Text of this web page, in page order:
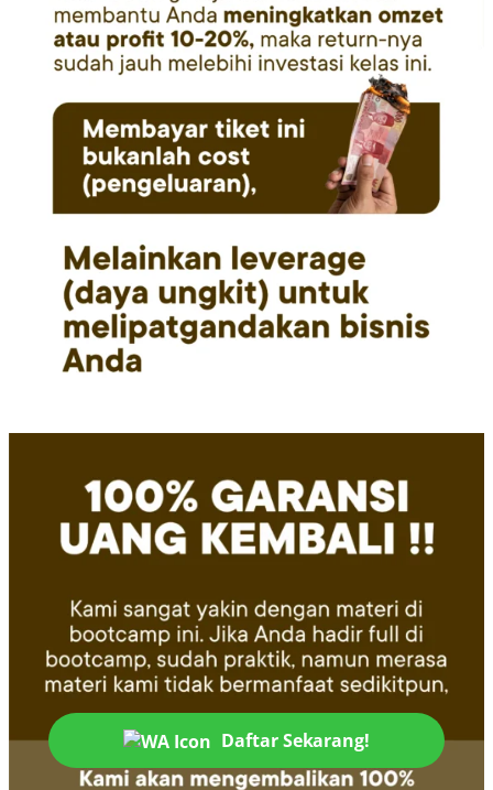
Daftar Sekarang!